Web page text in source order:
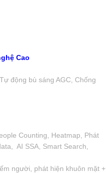
Cao
động bù sáng AGC, Chống
Counting, Heatmap, Phát
AI SSA, Smart Search,
người, phát hiện khuôn mặt +